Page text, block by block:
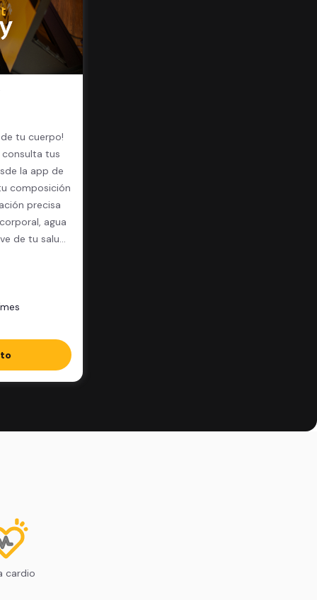
tu cuerpo!
tus
la app de
composición
precisa
agua
de tu salud
cardio